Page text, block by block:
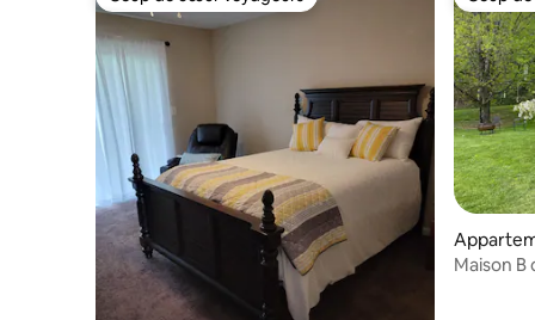
Coup de cœur voyageurs Coup
Athens
Maison B